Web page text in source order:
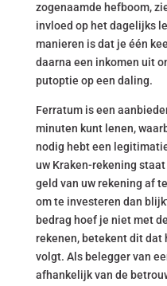
zogenaamde hefboom,
invloed op het dagelijks
manieren is dat je één
daarna een inkomen uit
putoptie op een daling.
Ferratum is een
minuten kunt lenen,
nodig hebt een
uw Kraken-rekening
geld van uw rekening af
om te investeren dan
bedrag hoef je niet met
rekenen, betekent dit dat
volgt. Als belegger van
afhankelijk van de